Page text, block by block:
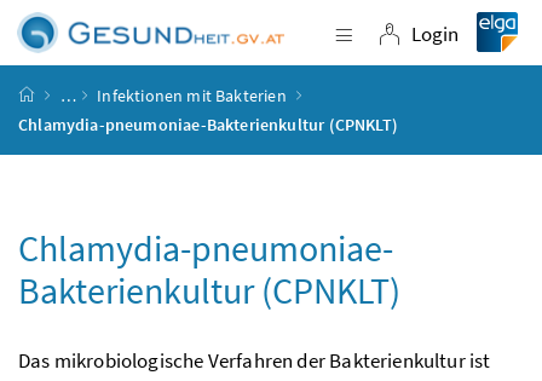
Zum Inhalt
Zum Hauptmenü
Zum Untermenü
Zur Suche
Navigation
Login
Login
Startseite
…
Infektionen mit Bakterien
Chlamydia-pneumoniae-Bakterienkultur (CPNKLT)
Chlamydia-pneumoniae-
Bakterienkultur (CPNKLT)
Das mikrobiologische Verfahren der Bakterienkultur ist